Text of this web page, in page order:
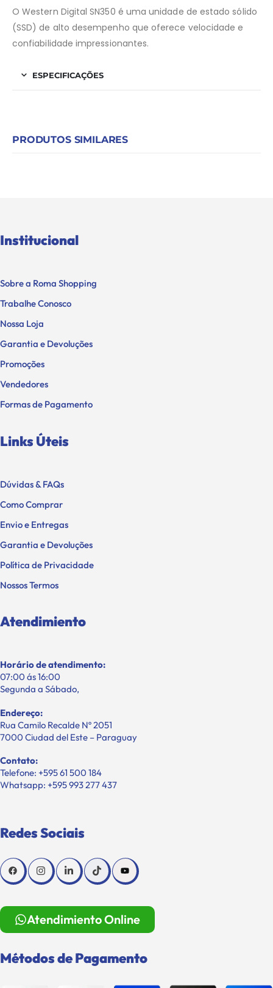
O Western Digital SN350 é uma unidade de estado sólido
(SSD) de alto desempenho que oferece velocidade e
confiabilidade impressionantes.
ESPECIFICAÇÕES
PRODUTOS SIMILARES
Institucional
Sobre a Roma Shopping
Trabalhe Conosco
Nossa Loja
Garantia e Devoluções
Promoções
Vendedores
Formas de Pagamento
Links Úteis
Dúvidas & FAQs
Como Comprar
Envio e Entregas
Garantia e Devoluções
Política de Privacidade
Nossos Termos
Atendimiento
Horário de atendimento:
07:00 ás 16:00
Segunda a Sábado,
Endereço:
Rua Camilo Recalde Nº 2051
7000 Ciudad del Este – Paraguay
Contato:
Telefone: +595 61 500 184
Whatsapp: +595 993 277 437
Redes Sociais
Atendimiento Online
Métodos de Pagamento